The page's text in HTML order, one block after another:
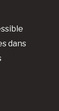
dans